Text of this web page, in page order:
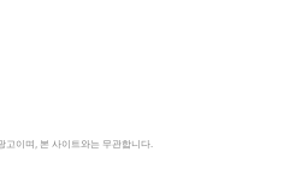
고이며, 본 사이트와는 무관합니다.